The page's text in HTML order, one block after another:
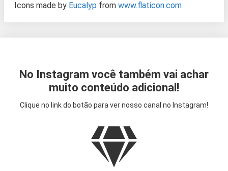
Icons made by Eucalyp from www.flaticon.com
No Instagram você também vai achar
muito conteúdo adicional!
Clique no link do botão para ver nosso canal no Instagram!